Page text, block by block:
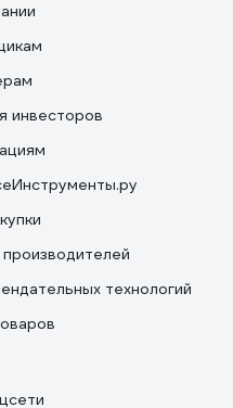
инвесторов
технологий